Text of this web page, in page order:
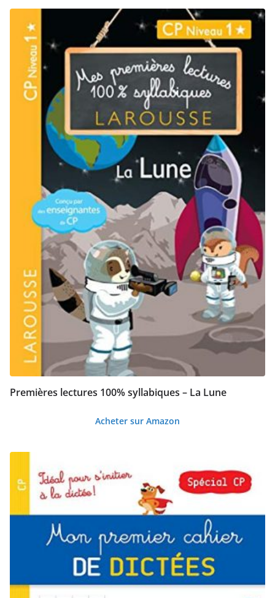
Premières lectures 100% syllabiques – La Lune
Acheter sur Amazon